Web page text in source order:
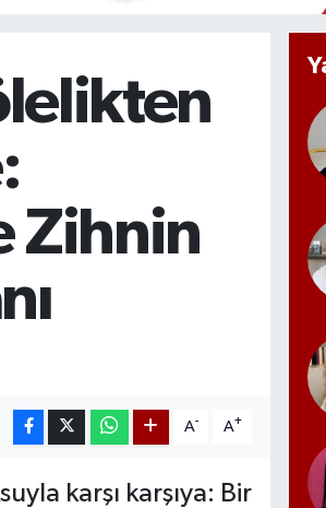
Zihnin
A- A+
karşı karşıya: Bir